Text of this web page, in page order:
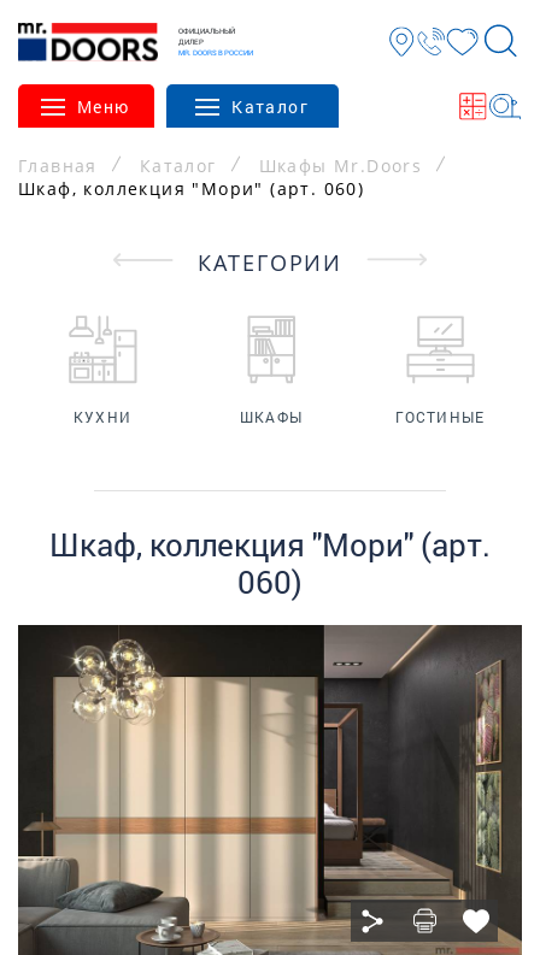
ОФИЦИАЛЬНЫЙ
ДИЛЕР
MR. DOORS В РОССИИ
Меню Каталог
Главная Каталог
Шкафы Mr.Doors
Шкаф, коллекция "Мори" (арт. 060)
КАТЕГОРИИ
КУХНИ ШКАФЫ ГОСТИНЫЕ
Шкаф, коллекция "Мори" (арт.
060)